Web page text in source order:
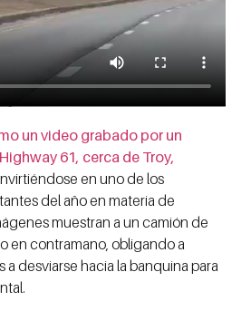
un video grabado por un
61, cerca de Troy,
en uno de los
del año en materia de
muestran a un camión de
en contramano, obligando a
desviarse hacia la banquina para